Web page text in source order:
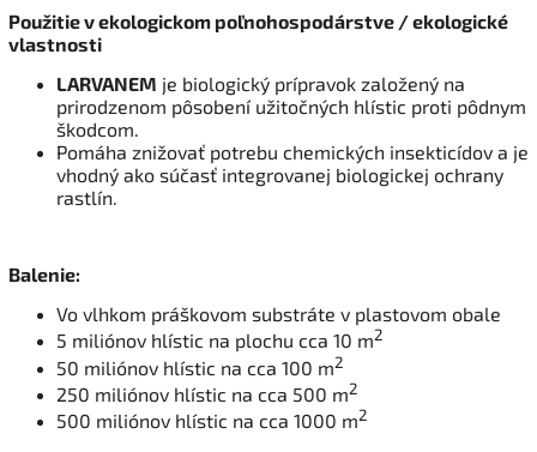
Použitie v ekologickom poľnohospodárstve / ekologické
vlastnosti
LARVANEM je biologický prípravok založený na
prirodzenom pôsobení užitočných hlístic proti pôdnym
škodcom.
Pomáha znižovať potrebu chemických insekticídov a je
vhodný ako súčasť integrovanej biologickej ochrany
rastlín.
Balenie:
Vo vlhkom práškovom substráte v plastovom obale
5 miliónov hlístic na plochu cca 10 m2
50 miliónov hlístic na cca 100 m2
250 miliónov hlístic na cca 500 m2
500 miliónov hlístic na cca 1000 m2